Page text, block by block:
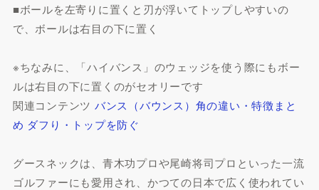
■ボールを左寄りに置くと刃が浮いてトップしやすいの
で、ボールは右目の下に置く
※ちなみに、「ハイバンス」のウェッジを使う際にもボー
ルは右目の下に置くのがセオリーです
関連コンテンツ バンス（バウンス）角の違い・特徴まと
め ダフり・トップを防ぐ
グースネックは、青木功プロや尾崎将司プロといった一流
ゴルファーにも愛用され、かつての日本で広く使われてい